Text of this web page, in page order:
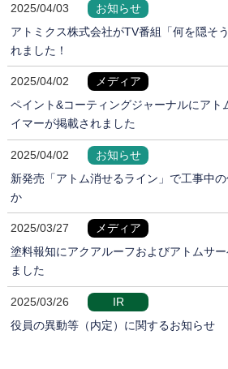
2025/04/03
お知らせ
アトミクス株式会社がTV番組「何を隠そ
れました！
2025/04/02
メディア
ペイント&コーティングジャーナルにアト
イマーが掲載されました
2025/04/02
お知らせ
新発売「アトム消せるライン」で工事中
か
2025/03/27
メディア
塗料報知にアクアルーフおよびアトムサ
ました
2025/03/26
IR
役員の異動等（内定）に関するお知らせ